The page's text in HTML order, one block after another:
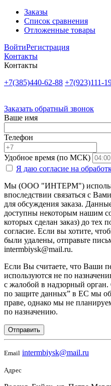
Заказы
Список сравнения
Отложенные товары
ВойтиРегистрация
Контакты
Контакты
+7(385)440-62-88 +7(923)111-
Заказать обратный звонок
Ваше имя
Телефон
Удобное время (по МСК)
Я даю согласие на
Мы (ООО "ИНТЕРМ")
впоследствии связаться с
для обсуждения заказа.
доступны некоторым нашим
которых сделан заказ) до тех
согласие. Если вы хотите,
были удалены, отправьте
intermbiysk@mail.ru.
Если Вы считаете, что Ваши
используются не по
с жалобой в надзорный
по защите данных” в ЕС мы
праве, однако мы не
по назначению.
Отправить
Email intermbiysk@mail.ru
Адрес